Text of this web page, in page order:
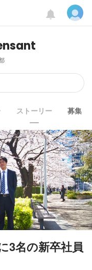
ストーリー 募集
3名の新卒社員